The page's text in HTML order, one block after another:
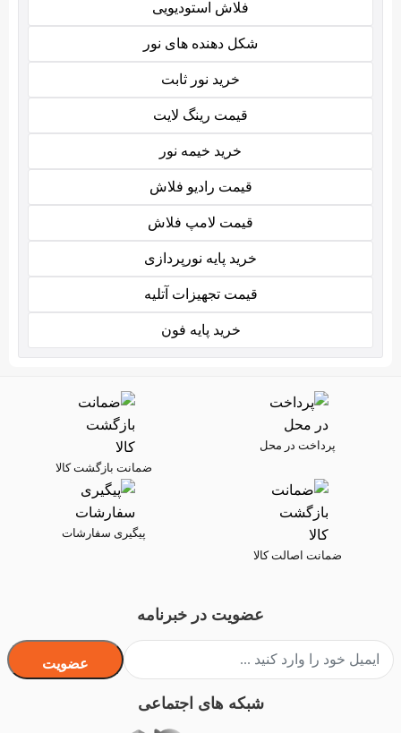
فلاش استودیویی
شکل دهنده های نور
خرید نور ثابت
قیمت رینگ لایت
خرید خیمه نور
قیمت رادیو فلاش
قیمت لامپ فلاش
خرید پایه نورپردازی
قیمت تجهیزات آتلیه
خرید پایه فون
پرداخت در محل
ضمانت بازگشت کالا
ضمانت اصالت کالا
پیگیری سفارشات
عضویت در خبرنامه
عضویت
شبکه های اجتماعی